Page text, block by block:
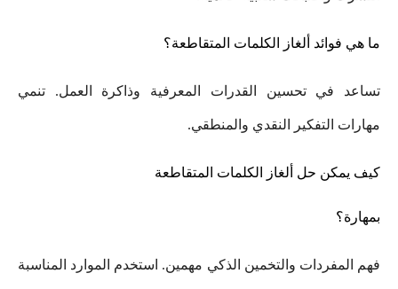
ما هي فوائد ألغاز الكلمات المتقاطعة؟
تساعد في تحسين القدرات المعرفية وذاكرة العمل. تنمي
مهارات التفكير النقدي والمنطقي.
كيف يمكن حل ألغاز الكلمات المتقاطعة
بمهارة؟
فهم المفردات والتخمين الذكي مهمين. استخدم الموارد المناسبة